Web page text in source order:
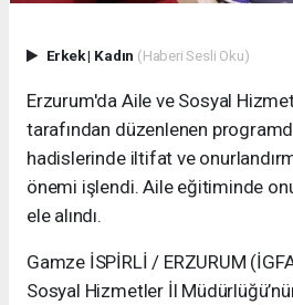
Erkek| Kadın (Haberi Sesli Oku)
Erzurum'da Aile ve Sosyal
tarafından düzenlenen
hadislerinde iltifat ve
önemi işlendi. Aile eğitiminde
ele alındı.
Gamze İSPİRLİ / ERZURUM
Sosyal Hizmetler İl